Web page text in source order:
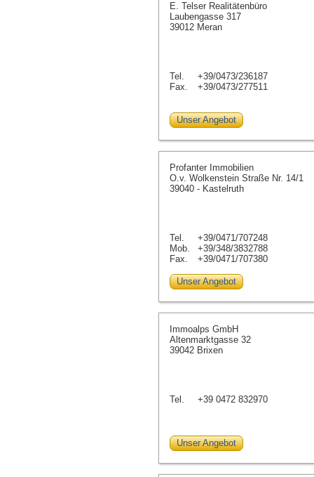
E. Telser Realitätenbüro
Laubengasse 317
39012 Meran
Tel.
+39/0473/236187
Fax.
+39/0473/277511
Unser Angebot
Profanter Immobilien
O.v. Wolkenstein Straße Nr. 14/1
39040 - Kastelruth
Tel.
+39/0471/707248
Mob.
+39/348/3832788
Fax.
+39/0471/707380
Unser Angebot
Immoalps GmbH
Altenmarktgasse 32
39042 Brixen
Tel. +39 0472 832970
Unser Angebot